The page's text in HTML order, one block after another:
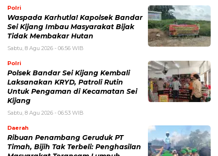
Polri
Waspada Karhutla! Kapolsek Bandar
Sei Kijang Imbau Masyarakat Bijak
Tidak Membakar Hutan
Sabtu, 8 Agu 2026 - 06:56 WIB
Polri
Polsek Bandar Sei Kijang Kembali
Laksanakan KRYD, Patroli Rutin
Untuk Pengaman di Kecamatan Sei
Kijang
Sabtu, 8 Agu 2026 - 06:53 WIB
Daerah
Ribuan Penambang Geruduk PT
Timah, Bijih Tak Terbeli: Penghasilan